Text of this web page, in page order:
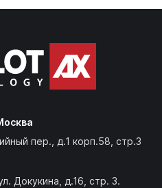
пер., д.1 корп.58, стр.3
Докукина, д.16, стр. 3.